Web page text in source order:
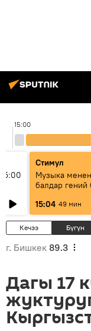
15:00
Стимул
Музыка
балдар гений
Кыргыздын
музыканын
15:04 49 мин
Кечээ Бүгүн
г. Бишкек 89.3
Дагы 17